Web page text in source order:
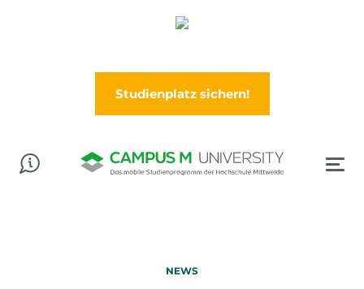
Studienplatz sichern!
NEWS